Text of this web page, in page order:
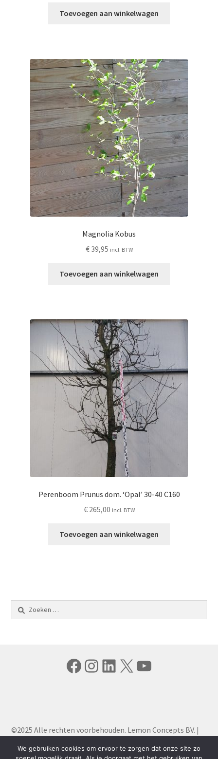
Toevoegen aan winkelwagen
Magnolia Kobus
€39,95 incl. BTW
Toevoegen aan winkelwagen
Perenboom Prunus dom. ‘Opal’ 30-40 C160
€265,00 incl. BTW
Toevoegen aan winkelwagen
Zoeken
naar:
Facebook
Instagram
LinkedIn
X YouTube
©2025 Alle rechten voorbehouden. Lemon Concepts BV. |
We gebruiken cookies om ervoor te zorgen dat onze site zo